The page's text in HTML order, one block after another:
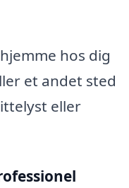
hos dig
et andet sted
eller